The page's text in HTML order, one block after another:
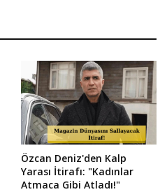
Özcan Deniz'den Kalp
Yarası İtirafı: "Kadınlar
Atmaca Gibi Atladı!"